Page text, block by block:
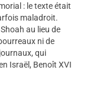
: le texte était
maladroit.
au lieu de
ni de
qui
Israël, Benoît XVI